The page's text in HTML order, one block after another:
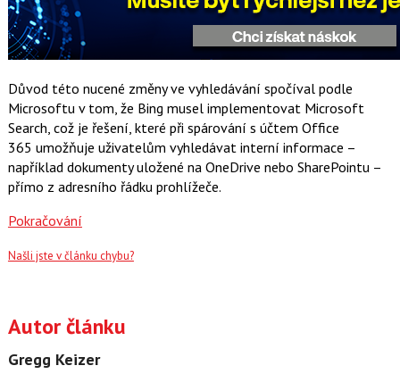
Důvod této nucené změny ve vyhledávání spočíval podle
Microsoftu v tom, že Bing musel implementovat Microsoft
Search, což je řešení, které při spárování s účtem Office
365 umožňuje uživatelům vyhledávat interní informace –
například dokumenty uložené na OneDrive nebo SharePointu –
přímo z adresního řádku prohlížeče.
Pokračování
Našli jste v článku chybu?
Autor článku
Gregg Keizer